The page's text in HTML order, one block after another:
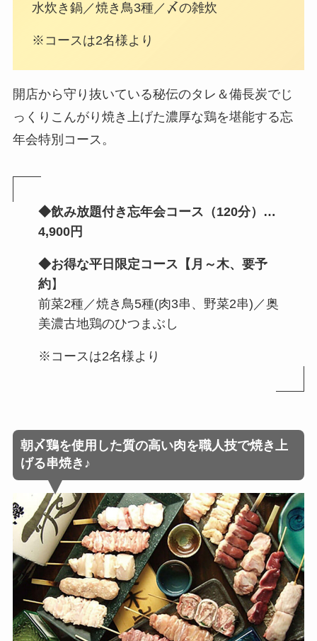
水炊き鍋／焼き鳥3種／〆の雑炊
※コースは2名様より
開店から守り抜いている秘伝のタレ＆備長炭でじ
っくりこんがり焼き上げた濃厚な鶏を堪能する忘
年会特別コース。
◆飲み放題付き忘年会コース（120分）…
4,900円
◆お得な平日限定コース【月～木、要予
約】
前菜2種／焼き鳥5種(肉3串、野菜2串)／奥
美濃古地鶏のひつまぶし
※コースは2名様より
朝〆鶏を使用した質の高い肉を職人技で焼き上
げる串焼き♪